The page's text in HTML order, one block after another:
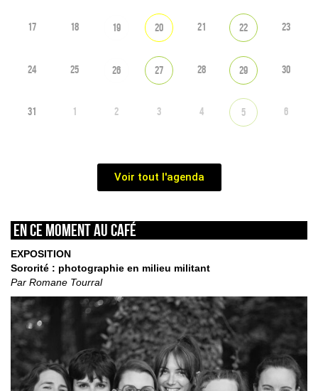
17 18 19 20 21 22 23
24 25 26 27 28 29 30
31 1 2 3 4 5 6
Voir tout l'agenda
En ce moment au café
EXPOSITION
Sororité : photographie en milieu militant
Par Romane Tourral